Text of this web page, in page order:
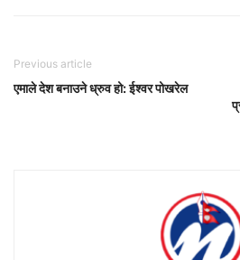
Previous article
एमाले देश बनाउने ध्रुव हो: ईश्वर पोखरेल